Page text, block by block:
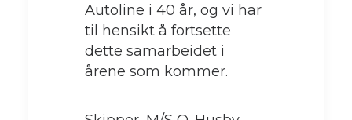
Autoline i 40 år, og vi har
til hensikt å fortsette
dette samarbeidet i
årene som kommer.